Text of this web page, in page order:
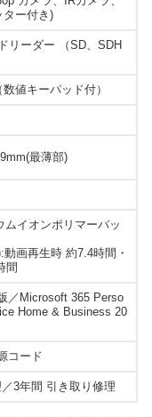
ター付き)
リーダー （SD、SDH
値キーパッド付）
最薄部)
ムイオンポリマーバッ
画再生時 約7.4時間・
間
／Microsoft 365 Perso
Home & Business 20
コード
3年間 引き取り修理